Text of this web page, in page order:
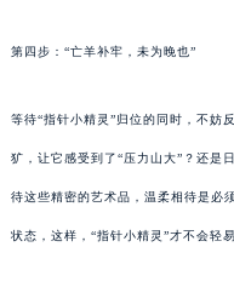
第四步：“亡羊补牢，未为晚也”
等待“指针小精灵”归位的同时，不妨
犷，让它感受到了“压力山大”？还是
待这些精密的艺术品，温柔相待是必
状态，这样，“指针小精灵”才不会轻